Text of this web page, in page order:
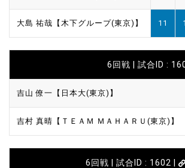
大島 祐哉【木下グループ(東京)】 11
6回戦 | 試合ID :
吉山 僚一【日本大(東京)】
吉村 真晴【ＴＥＡＭ ＭＡＨＡＲＵ(東京)】
6回戦 | 試合ID : 1602 |